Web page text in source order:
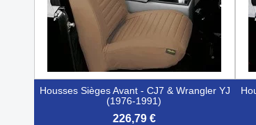
Housses Sièges Avant - CJ7 & Wrangler YJ
(1976-1991)
226,79 €